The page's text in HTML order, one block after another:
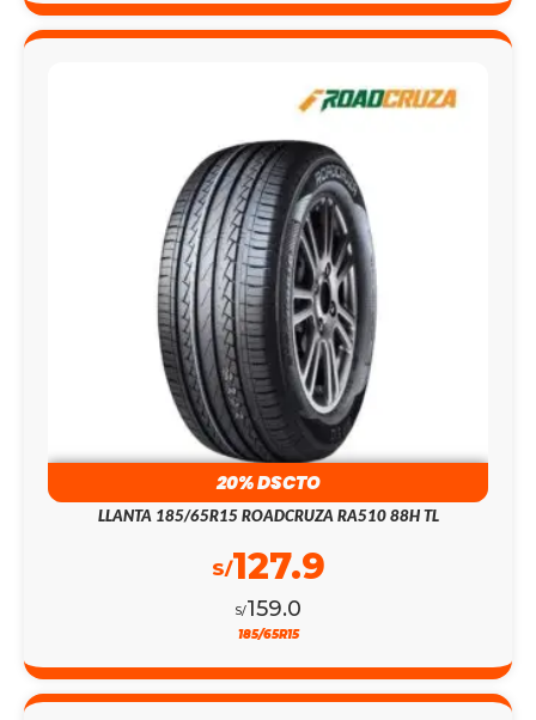
20% DSCTO
LLANTA 185/65R15 ROADCRUZA RA510 88H TL
S/159.0
S/127.9
185/65R15